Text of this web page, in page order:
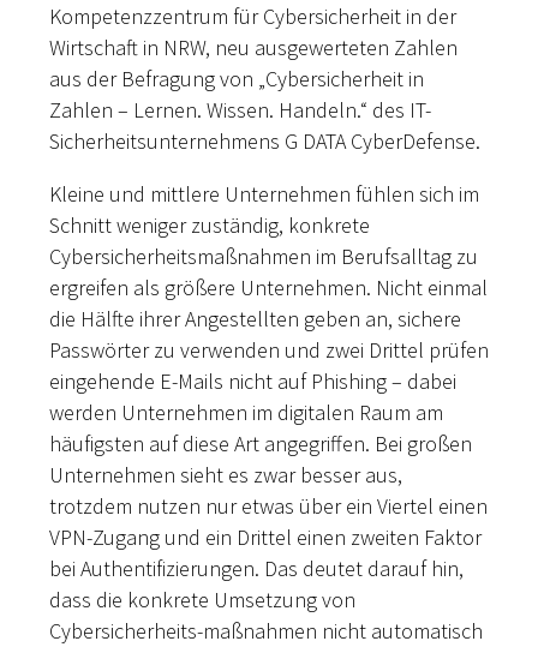
Kompetenzzentrum für Cybersicherheit in der
Wirtschaft in NRW, neu ausgewerteten Zahlen
aus der Befragung von „Cybersicherheit in
Zahlen – Lernen. Wissen. Handeln.“ des IT-
Sicherheitsunternehmens G DATA CyberDefense.
Kleine und mittlere Unternehmen fühlen sich im
Schnitt weniger zuständig, konkrete
Cybersicherheitsmaßnahmen im Berufsalltag zu
ergreifen als größere Unternehmen. Nicht einmal
die Hälfte ihrer Angestellten geben an, sichere
Passwörter zu verwenden und zwei Drittel prüfen
eingehende E-Mails nicht auf Phishing – dabei
werden Unternehmen im digitalen Raum am
häufigsten auf diese Art angegriffen. Bei großen
Unternehmen sieht es zwar besser aus,
trotzdem nutzen nur etwas über ein Viertel einen
VPN-Zugang und ein Drittel einen zweiten Faktor
bei Authentifizierungen. Das deutet darauf hin,
dass die konkrete Umsetzung von
Cybersicherheits-maßnahmen nicht automatisch